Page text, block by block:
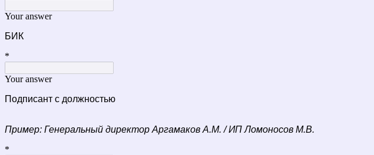
Your answer
БИК
*
Your answer
Подписант с должностью
Пример: Генеральный директор Аргамаков А.М. / ИП Ломоносов М.В.
*